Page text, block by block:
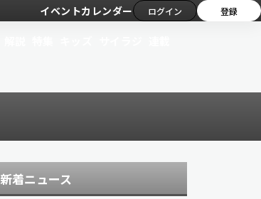
イベントカレンダー ログイン 登録
新着ニュース